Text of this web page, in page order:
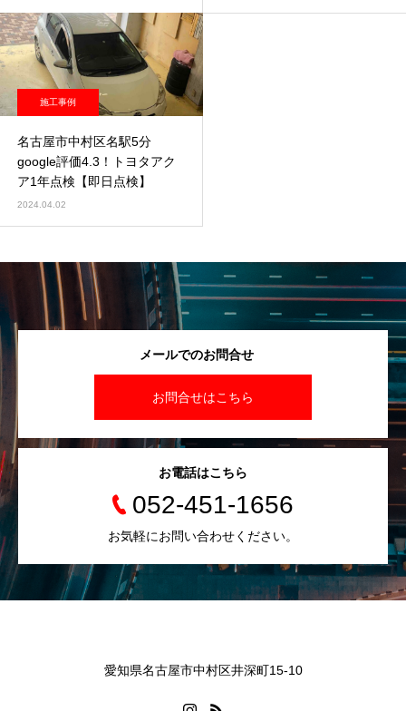
施工事例
名古屋市中村区名駅5分
google評価4.3！トヨタアク
ア1年点検【即日点検】
2024.04.02
メールでのお問合せ
お問合せはこちら
お電話はこちら
052-451-1656
お気軽にお問い合わせください。
愛知県名古屋市中村区井深町15-10